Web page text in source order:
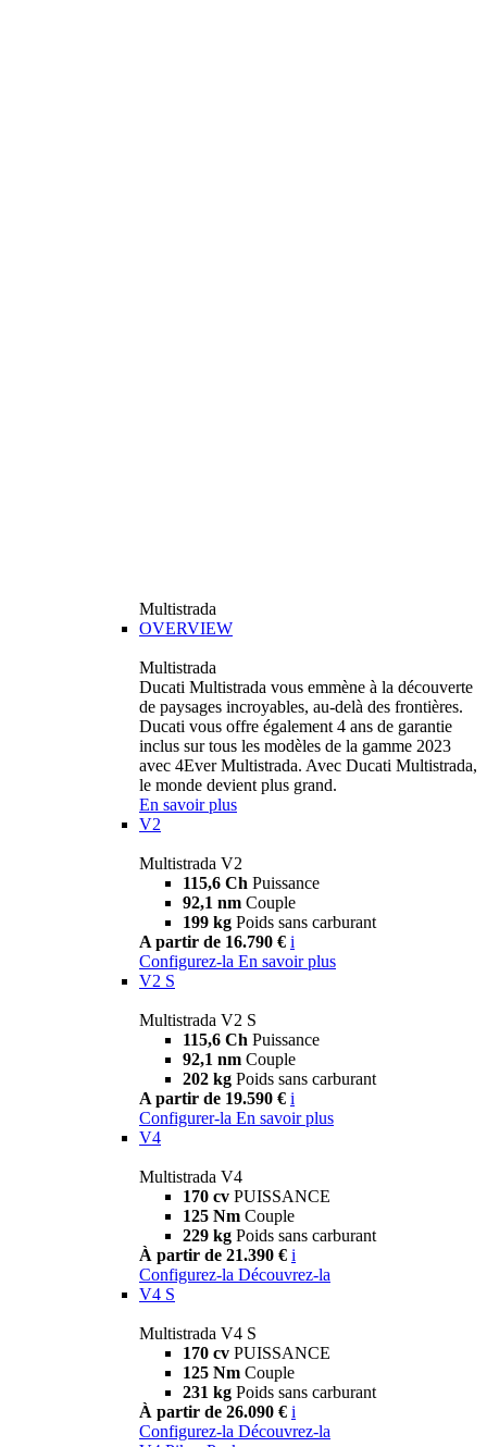
Multistrada
OVERVIEW
Multistrada
Ducati Multistrada vous emmène à la découverte
de paysages incroyables, au-delà des frontières.
Ducati vous offre également 4 ans de garantie
inclus sur tous les modèles de la gamme 2023
avec 4Ever Multistrada. Avec Ducati Multistrada,
le monde devient plus grand.
En savoir plus
V2
Multistrada V2
115,6 Ch Puissance
92,1 nm Couple
199 kg Poids sans carburant
A partir de 16.790 € i
Configurez-la En savoir plus
V2 S
Multistrada V2 S
115,6 Ch Puissance
92,1 nm Couple
202 kg Poids sans carburant
A partir de 19.590 € i
Configurer-la En savoir plus
V4
Multistrada V4
170 cv PUISSANCE
125 Nm Couple
229 kg Poids sans carburant
À partir de 21.390 € i
Configurez-la Découvrez-la
V4 S
Multistrada V4 S
170 cv PUISSANCE
125 Nm Couple
231 kg Poids sans carburant
À partir de 26.090 € i
Configurez-la Découvrez-la